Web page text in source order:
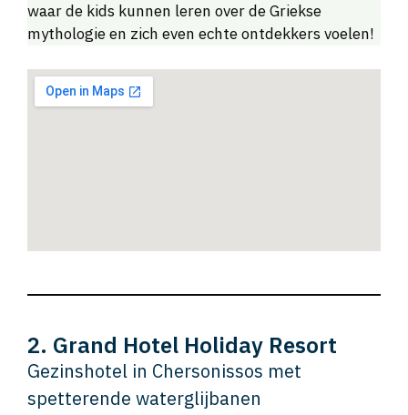
waar de kids kunnen leren over de Griekse
mythologie en zich even echte ontdekkers voelen!
2. Grand Hotel Holiday Resort
Gezinshotel in Chersonissos met
spetterende waterglijbanen